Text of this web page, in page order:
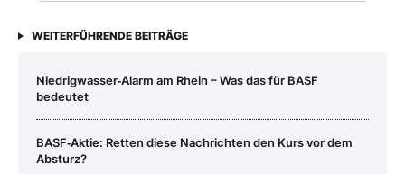
WEITERFÜHRENDE BEITRÄGE
Niedrigwasser‑Alarm am Rhein – Was das für BASF
bedeutet
BASF‑Aktie: Retten diese Nachrichten den Kurs vor dem
Absturz?